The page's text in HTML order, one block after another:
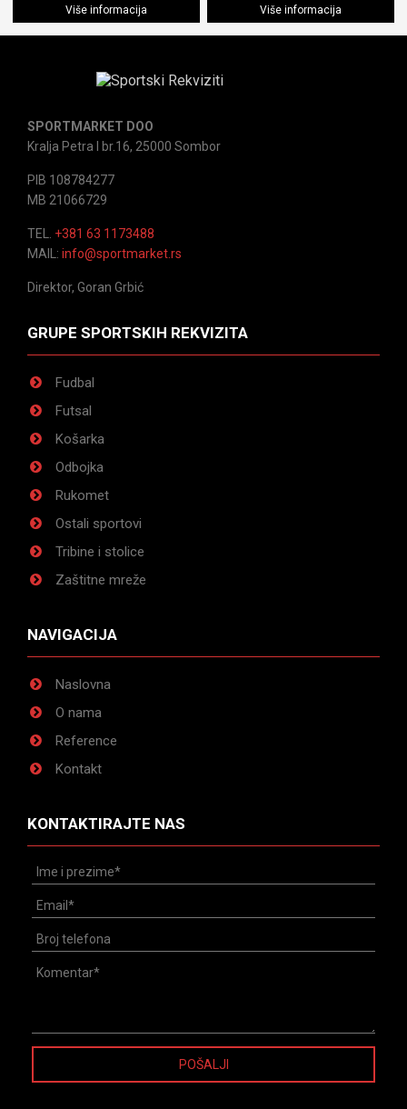
Više informacija Više informacija
SPORTMARKET DOO
Kralja Petra I br.16, 25000 Sombor
PIB 108784277
MB 21066729
TEL. +381 63 1173488
MAIL: info@sportmarket.rs
Direktor, Goran Grbić
GRUPE SPORTSKIH REKVIZITA
Fudbal
Futsal
Košarka
Odbojka
Rukomet
Ostali sportovi
Tribine i stolice
Zaštitne mreže
NAVIGACIJA
Naslovna
O nama
Reference
Kontakt
KONTAKTIRAJTE NAS